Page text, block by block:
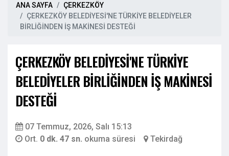
ANA SAYFA
ÇERKEZKÖY
ÇERKEZKÖY BELEDİYESİ'NE TÜRKİYE BELEDİYELER
BİRLİĞİNDEN İŞ MAKİNESİ DESTEĞİ
ÇERKEZKÖY BELEDİYESİ'NE TÜRKİYE
BELEDİYELER BİRLİĞİNDEN İŞ MAKİNESİ
DESTEĞİ
07 Temmuz, 2026, Salı 15:13
Ort. 0 dk. 47 sn. okuma süresi Tekirdağ